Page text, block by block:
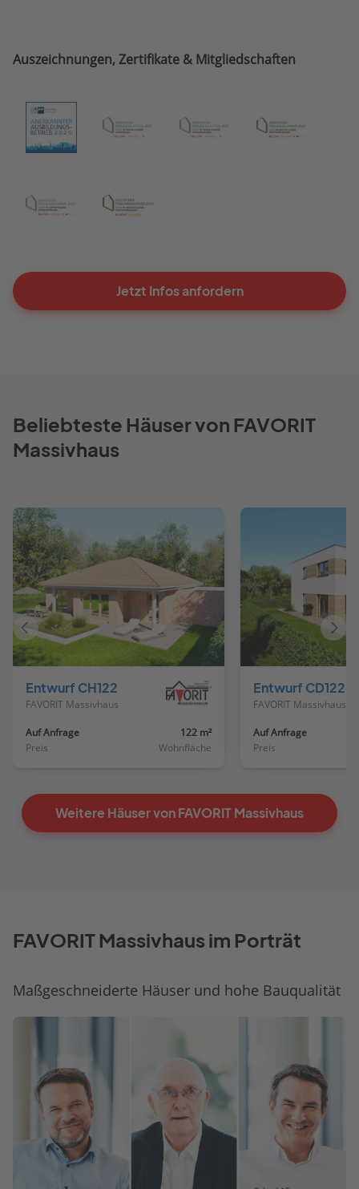
Auszeichnungen, Zertifikate & Mitgliedschaften
Jetzt Infos anfordern
Beliebteste Häuser von FAVORIT
Massivhaus
Entwurf CH122
FAVORIT Massivhaus
Auf Anfrage
Preis
122 m²
Wohnfläche
FAVORIT Massivhaus
Auf Anfrage
Preis
Vorheriges
Haus
Haus
Weitere Häuser von FAVORIT Massivhaus
FAVORIT Massivhaus im Porträt
Maßgeschneiderte Häuser und hohe Bauqualität